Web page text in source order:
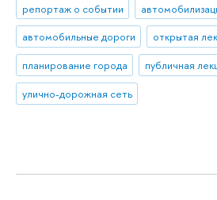
репортаж о событии
автомобильные дороги
открытая
планирование города
публичная
улично-дорожная сеть